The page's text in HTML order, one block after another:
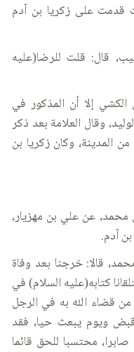
قدمت على زكريا بن آدم
قال: قلت للرضا(عليه
الكشي إلا أن المذكور في
وقال العلامة بعد ذكر
المدينة، وكان زكريا بن
عن علي بن مهزيار،
آدم.
قالا: خرجنا بعد وفاة
كتابه(عليه السلام) في
قضاء الله به في الرجل
ويوم يبعث حيا، فقد
صابرا، محتسبا للحق قائما